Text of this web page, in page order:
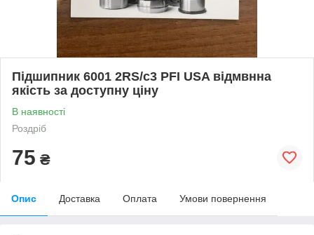
Підшипник 6001 2RS/c3 PFI USA відмвнна
якість за доступну ціну
В наявності
Роздріб
75 ₴
Опис Доставка Оплата Умови повернення